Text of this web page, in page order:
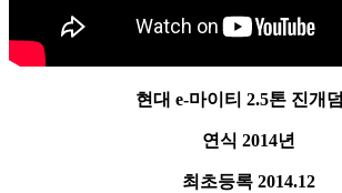
현대 e-마이티 2.5톤 진개
연식 2014년
최초등록 2014.12